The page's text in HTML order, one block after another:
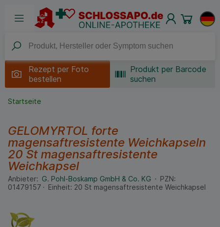
Rezept per Foto
bestellen
Produkt per Barcode
suchen
Startseite
GELOMYRTOL forte
magensaftresistente Weichkapseln
20 St magensaftresistente
Weichkapsel
Anbieter: G. Pohl-Boskamp GmbH & Co. KG
PZN:
01479157
Einheit: 20 St magensaftresistente Weichkapsel